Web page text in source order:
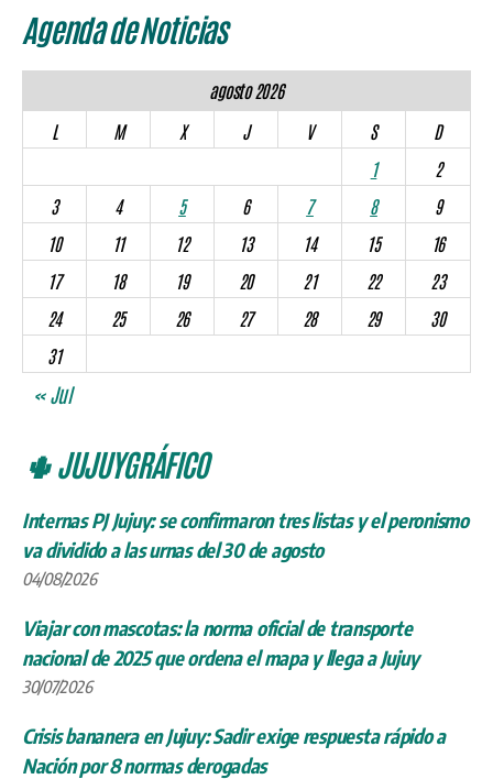
Agenda de Noticias
agosto 2026
L
M X J V S
D
1
2
3
4 5 6 7 8
9
10
11 12 13 14 15
16
17
18 19 20 21 22
23
24
25 26 27 28 29
30
31
« Jul
🌵 JUJUYGRÁFICO
Internas PJ Jujuy: se confirmaron tres listas y el peronismo
va dividido a las urnas del 30 de agosto
04/08/2026
Viajar con mascotas: la norma oficial de transporte
nacional de 2025 que ordena el mapa y llega a Jujuy
30/07/2026
Crisis bananera en Jujuy: Sadir exige respuesta rápido a
Nación por 8 normas derogadas